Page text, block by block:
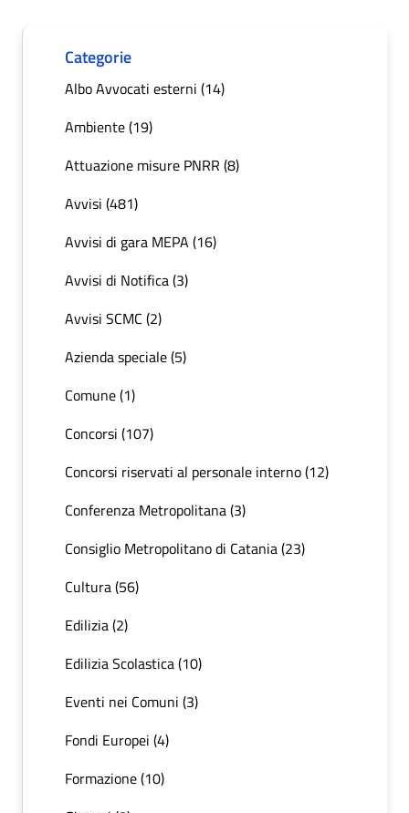
Categorie
Albo Avvocati esterni (14)
Ambiente (19)
Attuazione misure PNRR (8)
Avvisi (481)
Avvisi di gara MEPA (16)
Avvisi di Notifica (3)
Avvisi SCMC (2)
Azienda speciale (5)
Comune (1)
Concorsi (107)
Concorsi riservati al personale interno (12)
Conferenza Metropolitana (3)
Consiglio Metropolitano di Catania (23)
Cultura (56)
Edilizia (2)
Edilizia Scolastica (10)
Eventi nei Comuni (3)
Fondi Europei (4)
Formazione (10)